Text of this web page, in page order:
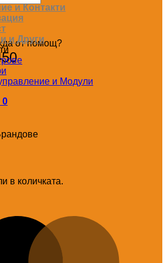
от помощ?
0
в количката.
и Контакти
и Други
и Модули